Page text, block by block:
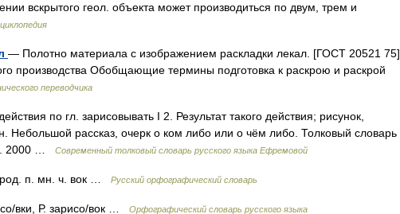
вскрытого геол. объекта может производиться по двум, трем и
— Полотно материала с изображением раскладки лекал. [ГОСТ 20521 75]
производства Обобщающие термины подготовка к раскрою и раскрой
переводчика
по гл. зарисовывать I 2. Результат такого действия; рисунок,
Небольшой рассказ, очерк о ком либо или о чём либо. Толковый словарь
2000 …
Современный толковый словарь русского языка Ефремовой
п. мн. ч. вок … Русский орфографический словарь
вки, Р. зарисо/вок … Орфографический словарь русского языка